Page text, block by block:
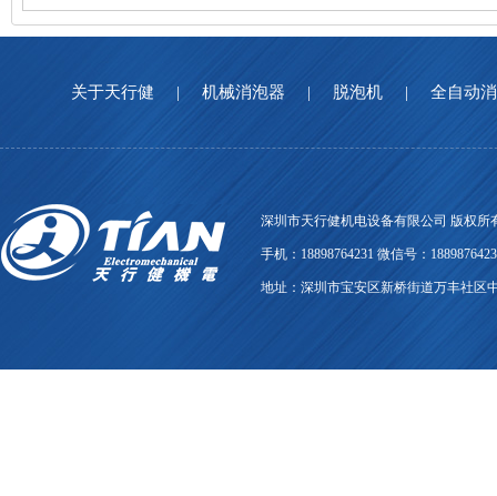
关于天行健 | 机械消泡器 | 脱泡机 | 全自动
深圳市天行健机电设备有限公司 版权所
手机：18898764231 微信号：
地址：深圳市宝安区新桥街道万丰社